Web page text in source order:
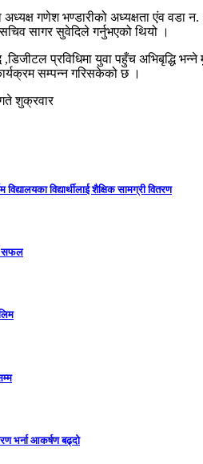
गणेश भण्डारीको अध्यक्षता एंव वडा
सागर सुवेदिले गर्नुभएको थियो ।
,डिजीटल प्रविधिमा युवा पहुँच
सम्पन्न गरिसकेको छ ।
शुक्रवार
विद्यार्थीलाई शैक्षिक सामग्री वितरण
सफल
भर्ना आकर्षण बढ्दो